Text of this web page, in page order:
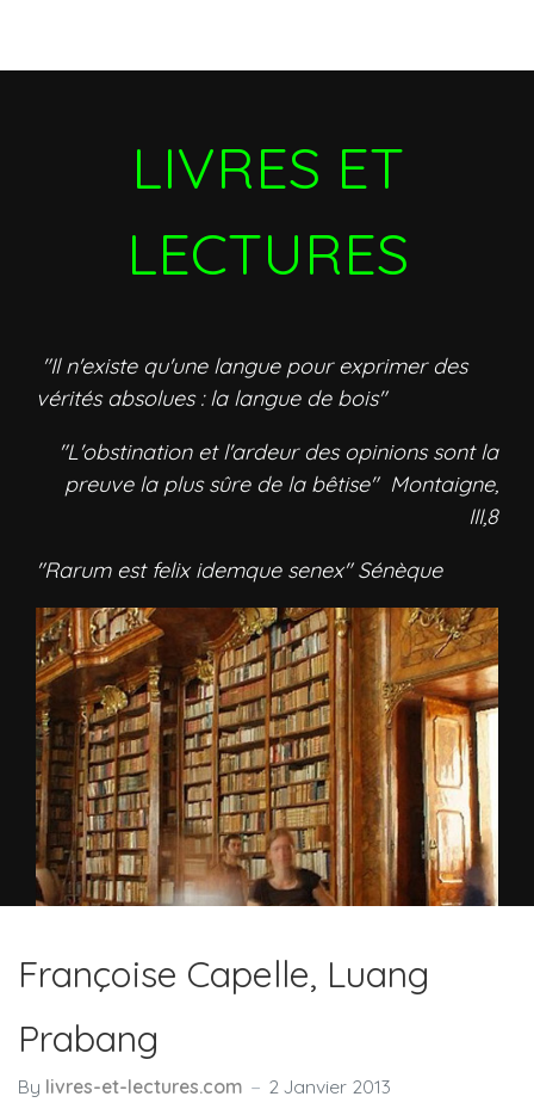
LIVRES ET
LECTURES
"Il n'existe qu'une langue pour exprimer des
vérités absolues : la langue de bois"
"L'obstination et l'ardeur des opinions sont la
preuve la plus sûre de la bêtise" Montaigne,
III,8
"Rarum est felix idemque senex" Sénèque
Françoise Capelle, Luang
Prabang
By livres-et-lectures.com 2 Janvier 2013